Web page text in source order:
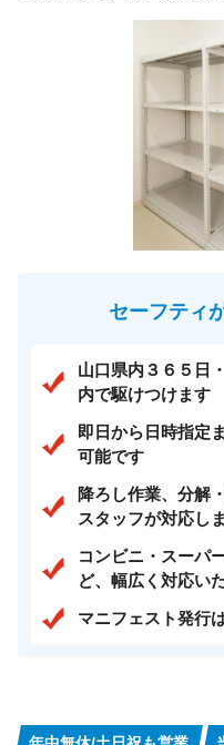
セーフティ
山口県内３６５日
内で駆けつけます
即日から日時指定
可能です
降ろし作業、分解
スタッフが対応し
コンビニ・スーパ
ど、幅広く対応い
マニフェスト発行